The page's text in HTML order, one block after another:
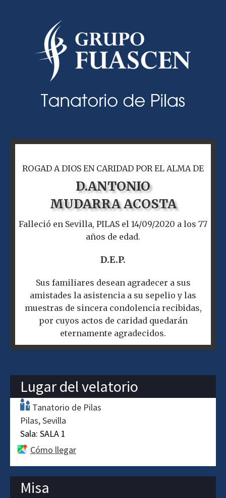
ROGAD A DIOS EN CARIDAD POR EL ALMA DE
D.ANTONIO
MUDARRA ACOSTA
Falleció en Sevilla, PILAS el 14/09/2020 a los 77
años de edad.
D.E.P.
Sus familiares desean agradecer a sus
amistades la asistencia a su sepelio y las
muestras de sincera condolencia recibidas,
por cuyos actos de caridad quedarán
eternamente agradecidos.
Lugar del velatorio
Tanatorio de Pilas
Pilas Sevilla
Sala: SALA 1
Cómo llegar
Misa